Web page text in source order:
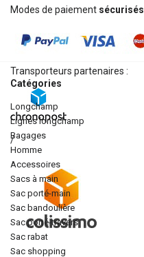
Modes de paiement sécurisés
Transporteurs partenaires :
/
Catégories
longchamp
lignes longchamp
bagages
homme
accessoires
sacs à main
sac porté-main
sac bandoulière
sac porté-travers
sac rabat
sac shopping